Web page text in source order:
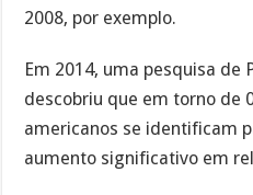
2008, por exemplo.
Em 2014, uma pesquisa de
descobriu que em torno de
americanos se identificam
aumento significativo em